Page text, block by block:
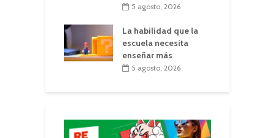
5 agosto, 2026
La habilidad que la
escuela necesita
enseñar más
5 agosto, 2026